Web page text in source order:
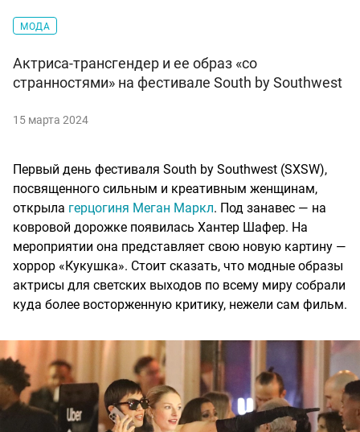
МОДА
Актриса-трансгендер и ее образ «со
странностями» на фестивале South by Southwest
15 марта 2024
Первый день фестиваля South by Southwest (SXSW),
посвященного сильным и креативным женщинам,
открыла герцогиня Меган Маркл. Под занавес — на
ковровой дорожке появилась Хантер Шафер. На
мероприятии она представляет свою новую картину —
хоррор «Кукушка». Стоит сказать, что модные образы
актрисы для светских выходов по всему миру собрали
куда более восторженную критику, нежели сам фильм.